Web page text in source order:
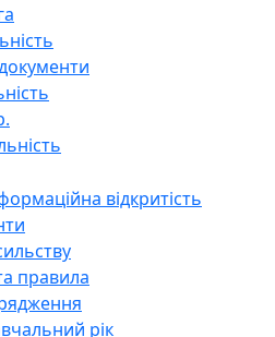
відкритість
правила
рік